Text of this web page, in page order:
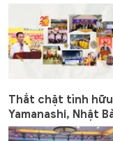
Thắt chặt tình
Yamanashi, Nhật